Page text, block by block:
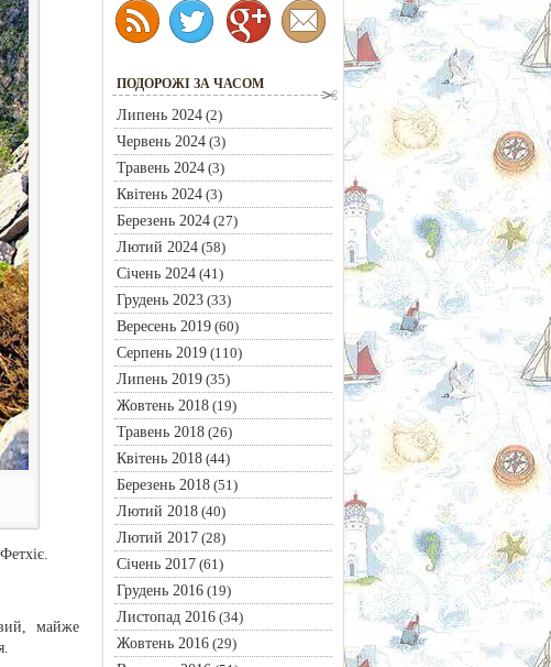
майже
ПОДОРОЖІ ЗА ЧАСОМ
Липень 2024(2)
Червень 2024(3)
Травень 2024(3)
Квітень 2024(3)
Березень 2024(27)
Лютий 2024(58)
Січень 2024(41)
Грудень 2023(33)
Вересень 2019(60)
Серпень 2019(110)
Липень 2019(35)
Жовтень 2018(19)
Травень 2018(26)
Квітень 2018(44)
Березень 2018(51)
Лютий 2018(40)
Лютий 2017(28)
Січень 2017(61)
Грудень 2016(19)
Листопад 2016(34)
Жовтень 2016(29)